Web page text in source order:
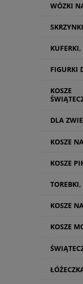
WÓZKI
FIGURKI
KOSZE
DLA
KOSZE
KOSZE
KOSZE
KOSZE